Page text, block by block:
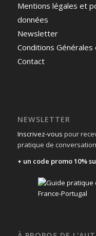
Mentions légales et
données
Newsletter
Conditions Générales
Contact
NEWSLETTER
Inscrivez-vous pour
pratique de
+ un code promo 10%